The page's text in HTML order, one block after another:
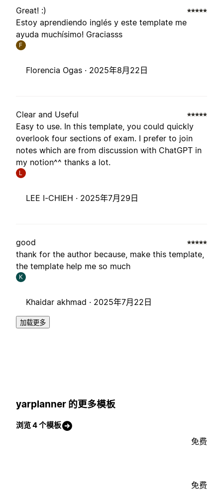
Great! :)
Estoy aprendiendo inglés y este template me
ayuda muchísimo! Graciasss
F
Florencia Ogas · 2025年8月22日
Clear and Useful
Easy to use. In this template, you could quickly
overlook four sections of exam. I prefer to join
notes which are from discussion with ChatGPT in
my notion^^ thanks a lot.
L
LEE I-CHIEH · 2025年7月29日
good
thank for the author because, make this template,
the template help me so much
K
Khaidar akhmad · 2025年7月22日
加载更多
yarplanner 的更多模板
浏览 4 个模板
免费
免费